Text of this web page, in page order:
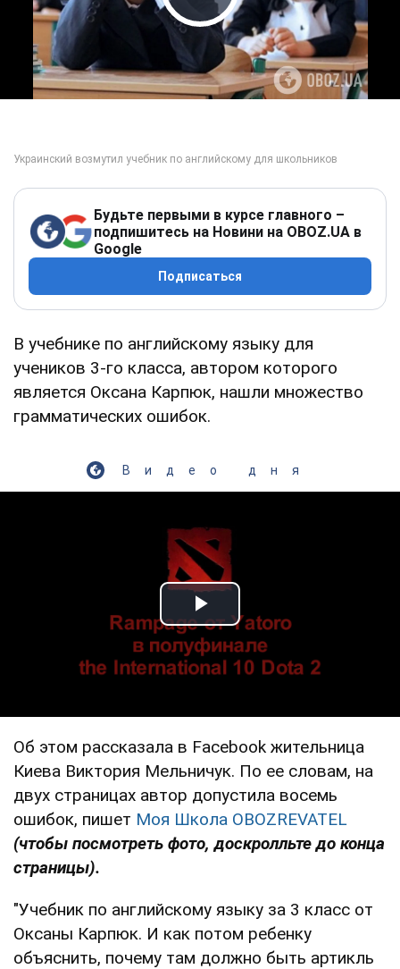
Play Video
Будьте первыми в курсе главного –
подпишитесь на Новини на OBOZ.UA в
Google
Подписаться
В учебнике по английскому языку для
учеников 3-го класса, автором которого
является Оксана Карпюк, нашли множество
грамматических ошибок.
Видео дня
Play Video
Об этом рассказала в Facebook жительница
Киева Виктория Мельничук. По ее словам, на
двух страницах автор допустила восемь
ошибок, пишет Моя Школа OBOZREVATEL
(чтобы посмотреть фото, доскролльте до конца
страницы).
"Учебник по английскому языку за 3 класс от
Оксаны Карпюк. И как потом ребенку
объяснить, почему там должно быть артикль